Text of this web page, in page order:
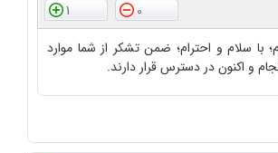
0
1
با سلام و احترام؛ ضمن تشکر از شما موارد
و اکنون در دسترس قرار دارند.